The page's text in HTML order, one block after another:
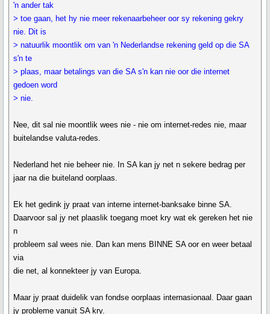
'n ander tak
> toe gaan, het hy nie meer rekenaarbeheer oor sy rekening gekry
nie. Dit is
> natuurlik moontlik om van 'n Nederlandse rekening geld op die SA
s'n te
> plaas, maar betalings van die SA s'n kan nie oor die internet
gedoen word
> nie.
Nee, dit sal nie moontlik wees nie - nie om internet-redes nie, maar
buitelandse valuta-redes.
Nederland het nie beheer nie. In SA kan jy net n sekere bedrag per
jaar na die buiteland oorplaas.
Ek het gedink jy praat van interne internet-banksake binne SA.
Daarvoor sal jy net plaaslik toegang moet kry wat ek gereken het nie
n
probleem sal wees nie. Dan kan mens BINNE SA oor en weer betaal
via
die net, al konnekteer jy van Europa.
Maar jy praat duidelik van fondse oorplaas internasionaal. Daar gaan
jy probleme vanuit SA kry.